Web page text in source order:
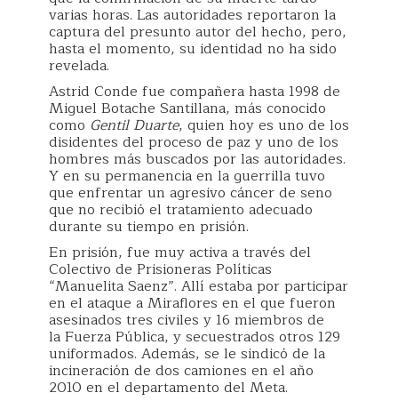
varias horas. Las autoridades reportaron la
captura del presunto autor del hecho, pero,
hasta el momento, su identidad no ha sido
revelada.
Astrid Conde fue compañera hasta 1998 de
Miguel Botache Santillana, más conocido
como Gentil Duarte, quien hoy es uno de los
disidentes del proceso de paz y uno de los
hombres más buscados por las autoridades.
Y en su permanencia en la guerrilla tuvo
que enfrentar un agresivo cáncer de seno
que no recibió el tratamiento adecuado
durante su tiempo en prisión.
En prisión, fue muy activa a través del
Colectivo de Prisioneras Políticas
“Manuelita Saenz”. Allí estaba por participar
en el ataque a Miraflores en el que fueron
asesinados tres civiles y 16 miembros de
la Fuerza Pública, y secuestrados otros 129
uniformados. Además, se le sindicó de la
incineración de dos camiones en el año
2010 en el departamento del Meta.